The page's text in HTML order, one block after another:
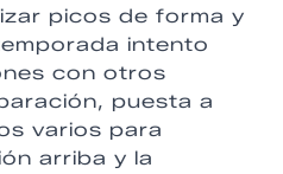
picos de forma y
intento
con otros
puesta a
varios para
arriba y la